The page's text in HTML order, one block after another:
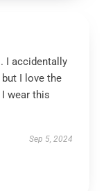
I accidentally
I love the
wear this
Sep 5, 2024